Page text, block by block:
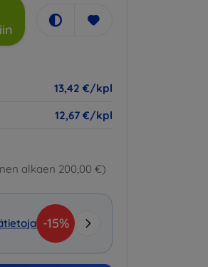
13,42 €/kpl
12,67 €/kpl
alkaen 200,00 €)
-15%